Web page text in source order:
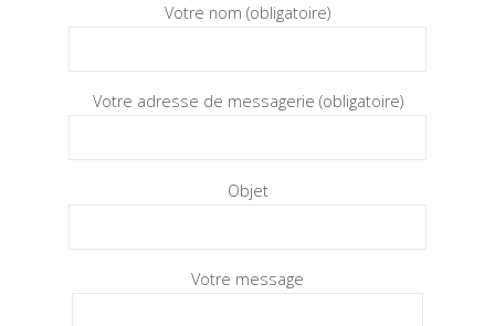
Votre nom (obligatoire)
Votre adresse de messagerie (obligatoire)
Objet
Votre message